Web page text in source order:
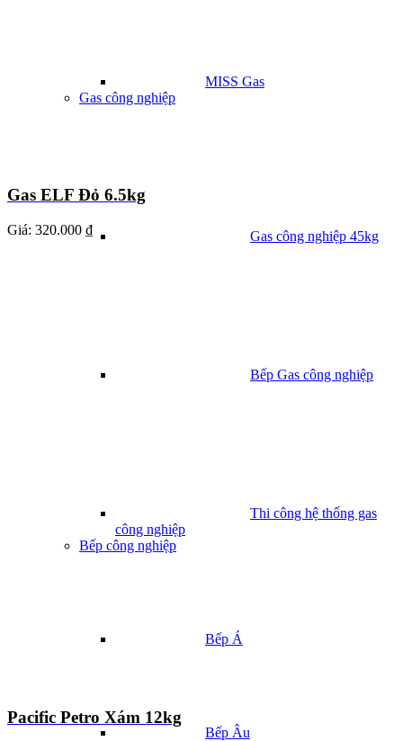
MISS Gas
Gas công nghiệp
Gas công nghiệp 45kg
Bếp Gas công nghiệp
Thi công hệ thống gas
công nghiệp
Bếp công nghiệp
Bếp Á
Bếp Âu
Gas ELF Đỏ 6.5kg
Giá: 320.000 ₫
Pacific Petro Xám 12kg